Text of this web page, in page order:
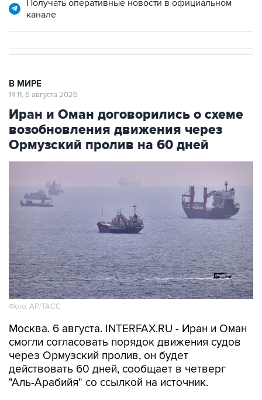
Получать оперативные новости в официальном
канале
В МИРЕ
14:11, 6 августа 2026
Иран и Оман договорились о схеме
возобновления движения через
Ормузский пролив на 60 дней
Фото: AP/ТАСС
Москва. 6 августа. INTERFAX.RU - Иран и Оман
смогли согласовать порядок движения судов
через Ормузский пролив, он будет
действовать 60 дней, сообщает в четверг
"Аль-Арабийя" со ссылкой на источник.